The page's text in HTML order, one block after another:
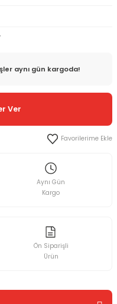
aynı gün kargoda!
Ver
Aynı Gün
Kargo
Ön Siparişli
Ürün